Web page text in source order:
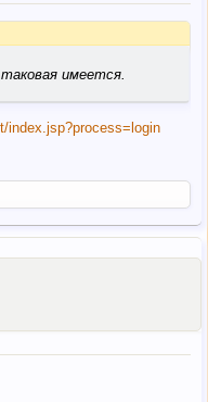
имеется.
index.jsp?process=login